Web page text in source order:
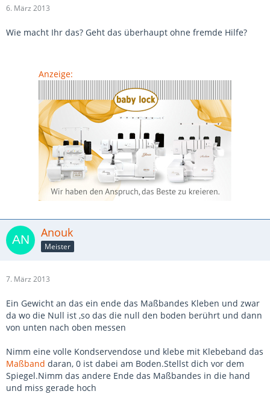
6. März 2013
Wie macht Ihr das? Geht das überhaupt ohne fremde Hilfe?
Anzeige:
Anouk
Meister
7. März 2013
Ein Gewicht an das ein ende das Maßbandes Kleben und zwar
da wo die Null ist ,so das die null den boden berührt und dann
von unten nach oben messen
Nimm eine volle Kondservendose und klebe mit Klebeband das
Maßband daran, 0 ist dabei am Boden.Stellst dich vor dem
Spiegel.Nimm das andere Ende das Maßbandes in die hand
und miss gerade hoch